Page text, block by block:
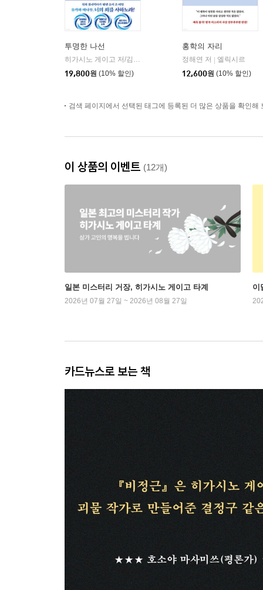
투명한 나선
히가시노 게이고 저/김선영 역
19,800원 (10% 할인)
홍학의 자리
정해연 저
엘릭시르
12,600원 (10% 할인)
검색 페이지에서 선택된 태그에 등록된 더 많은 상품을 확인해
이 상품의 이벤트 (12개)
일본 미스터리 거장, 히가시노 게이고 타계
2026년 07월 27일 ~ 2026년 08월 27일
이
카드뉴스로 보는 책